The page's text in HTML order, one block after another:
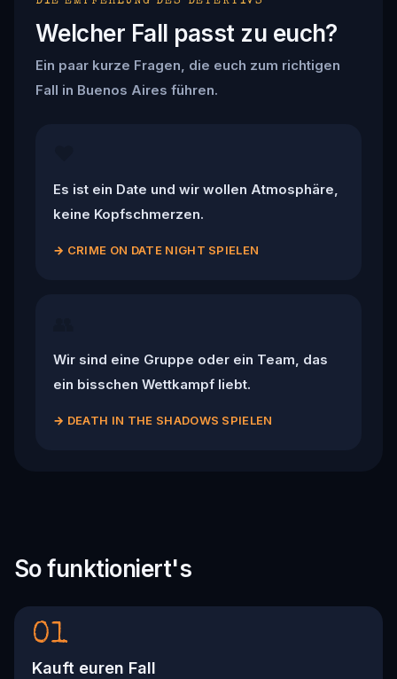
Welcher Fall passt zu euch?
Ein paar kurze Fragen, die euch zum richtigen
Fall in Buenos Aires führen.
Es ist ein Date und wir wollen Atmosphäre,
keine Kopfschmerzen.
→ CRIME ON DATE NIGHT SPIELEN
Wir sind eine Gruppe oder ein Team, das
ein bisschen Wettkampf liebt.
→ DEATH IN THE SHADOWS SPIELEN
So funktioniert's
01
Kauft euren Fall